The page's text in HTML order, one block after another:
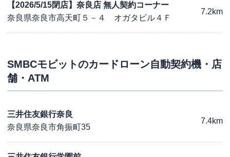
【2026/5/15閉店】奈良店 無人契約コーナー
奈良県奈良市高天町５－４ オガタビル４Ｆ
7.2km
SMBCモビットのカードローン自動契約機・店
舗・ATM
三井住友銀行奈良
奈良県奈良市角振町35
7.4km